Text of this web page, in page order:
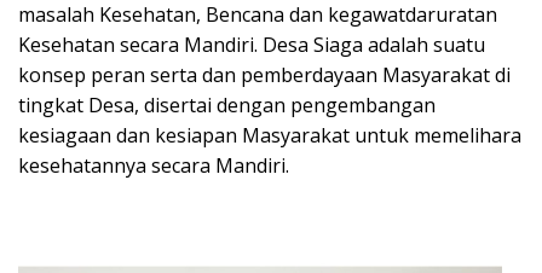
masalah Kesehatan, Bencana dan kegawatdaruratan
Kesehatan secara Mandiri. Desa Siaga adalah suatu
konsep peran serta dan pemberdayaan Masyarakat di
tingkat Desa, disertai dengan pengembangan
kesiagaan dan kesiapan Masyarakat untuk memelihara
kesehatannya secara Mandiri.